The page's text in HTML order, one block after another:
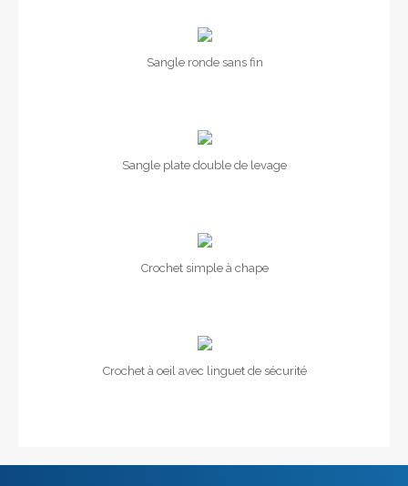
Sangle ronde sans fin
Sangle plate double de levage
Crochet simple à chape
Crochet à oeil avec linguet de sécurité